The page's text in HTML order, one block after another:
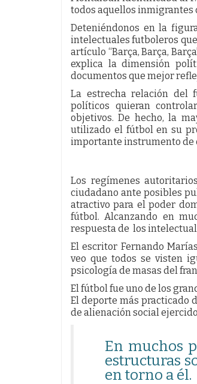
todos aquellos inmigrantes
Deteniéndonos en la
intelectuales futboleros
artículo “Barça, Barça,
explica la dimensión
documentos que mejor
La estrecha relación del
políticos quieran
objetivos. De hecho, la
utilizado el fútbol en su
importante instrumento de
Los regímenes
ciudadano ante posibles
atractivo para el poder
fútbol. Alcanzando en
respuesta de los
El escritor Fernando
veo que todos se visten
psicología de masas del
El fútbol fue uno de los
El deporte más practicado
de alienación social
En muchos
estructuras
en torno a él.